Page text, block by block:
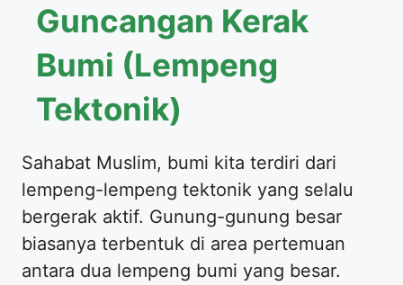
Guncangan Kerak
Bumi (Lempeng
Tektonik)
Sahabat Muslim, bumi kita terdiri dari
lempeng-lempeng tektonik yang selalu
bergerak aktif. Gunung-gunung besar
biasanya terbentuk di area pertemuan
antara dua lempeng bumi yang besar.